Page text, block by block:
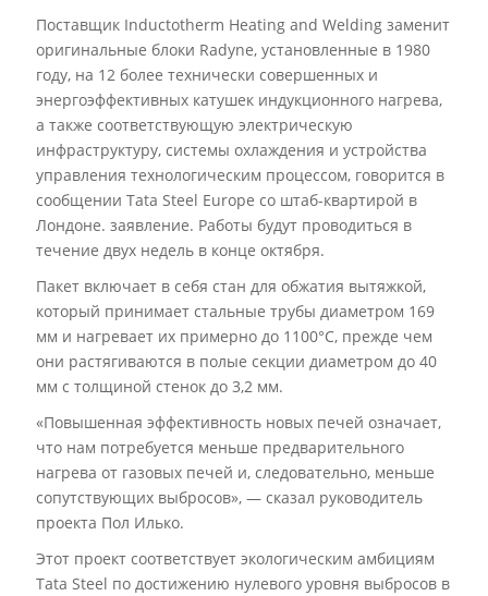
Поставщик Inductotherm Heating and Welding заменит
оригинальные блоки Radyne, установленные в 1980
году, на 12 более технически совершенных и
энергоэффективных катушек индукционного нагрева,
а также соответствующую электрическую
инфраструктуру, системы охлаждения и устройства
управления технологическим процессом, говорится в
сообщении Tata Steel Europe со штаб-квартирой в
Лондоне. заявление. Работы будут проводиться в
течение двух недель в конце октября.
Пакет включает в себя стан для обжатия вытяжкой,
который принимает стальные трубы диаметром 169
мм и нагревает их примерно до 1100°C, прежде чем
они растягиваются в полые секции диаметром до 40
мм с толщиной стенок до 3,2 мм.
«Повышенная эффективность новых печей означает,
что нам потребуется меньше предварительного
нагрева от газовых печей и, следовательно, меньше
сопутствующих выбросов», — сказал руководитель
проекта Пол Илько.
Этот проект соответствует экологическим амбициям
Tata Steel по достижению нулевого уровня выбросов в